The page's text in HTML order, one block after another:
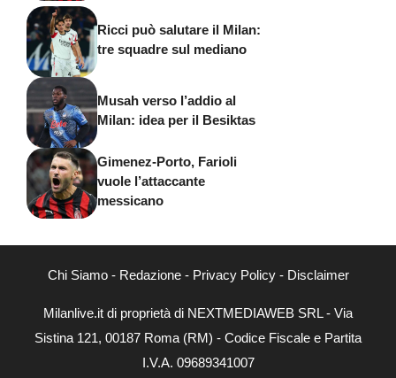
Ricci può salutare il Milan:
tre squadre sul mediano
Musah verso l’addio al
Milan: idea per il Besiktas
Gimenez-Porto, Farioli
vuole l’attaccante
messicano
Chi Siamo- Redazione- Privacy Policy- Disclaimer
Milanlive.it di proprietà di NEXTMEDIAWEB SRL - Via
Sistina 121, 00187 Roma (RM) - Codice Fiscale e Partita
I.V.A. 09689341007